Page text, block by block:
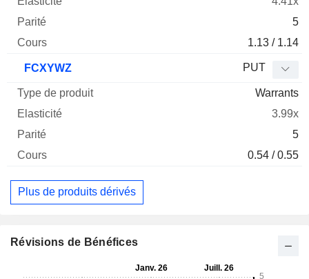
5
1.13 / 1.14
FCXYWZ PUT
Warrants
3.99x
5
0.54 / 0.55
Plus de produits dérivés
Révisions de Bénéfices